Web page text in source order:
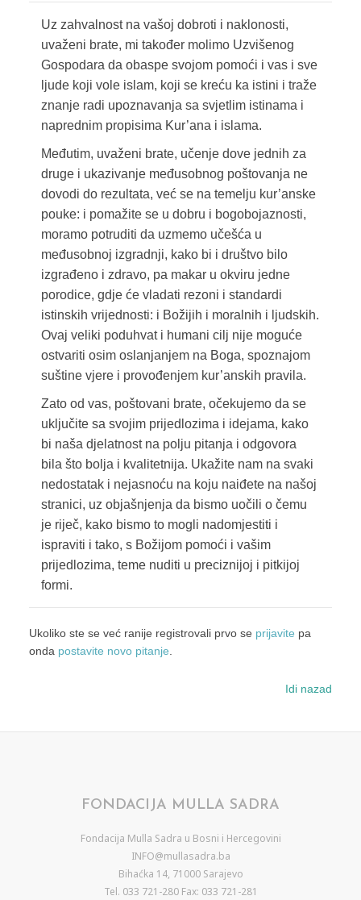
Uz zahvalnost na vašoj dobroti i naklonosti,
uvaženi brate, mi također molimo Uzvišenog
Gospodara da obaspe svojom pomoći i vas i sve
ljude koji vole islam, koji se kreću ka istini i traže
znanje radi upoznavanja sa svjetlim istinama i
naprednim propisima Kur’ana i islama.
Međutim, uvaženi brate, učenje dove jednih za
druge i ukazivanje međusobnog poštovanja ne
dovodi do rezultata, već se na temelju kur’anske
pouke: i pomažite se u dobru i bogobojaznosti,
moramo potruditi da uzmemo učešća u
međusobnoj izgradnji, kako bi i društvo bilo
izgrađeno i zdravo, pa makar u okviru jedne
porodice, gdje će vladati rezoni i standardi
istinskih vrijednosti: i Božijih i moralnih i ljudskih.
Ovaj veliki poduhvat i humani cilj nije moguće
ostvariti osim oslanjanjem na Boga, spoznajom
suštine vjere i provođenjem kur’anskih pravila.
Zato od vas, poštovani brate, očekujemo da se
uključite sa svojim prijedlozima i idejama, kako
bi naša djelatnost na polju pitanja i odgovora
bila što bolja i kvalitetnija. Ukažite nam na svaki
nedostatak i nejasnoću na koju naiđete na našoj
stranici, uz objašnjenja da bismo uočili o čemu
je riječ, kako bismo to mogli nadomjestiti i
ispraviti i tako, s Božijom pomoći i vašim
prijedlozima, teme nuditi u preciznijoj i pitkijoj
formi.
Ukoliko ste se već ranije registrovali prvo se prijavite pa
onda postavite novo pitanje.
Idi nazad
FONDACIJA MULLA SADRA
Fondacija Mulla Sadra u Bosni i Hercegovini
INFO@mullasadra.ba
Bihaćka 14, 71000 Sarajevo
Tel. 033 721-280 Fax: 033 721-281